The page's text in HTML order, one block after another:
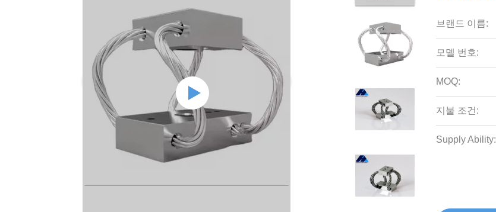
브랜드 이름:
모델 번호:
MOQ:
지불 조건:
Supply Ability: